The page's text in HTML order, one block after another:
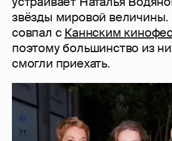
звёзды мировой величины.
совпал с Каннским
поэтому большинство из
смогли приехать.